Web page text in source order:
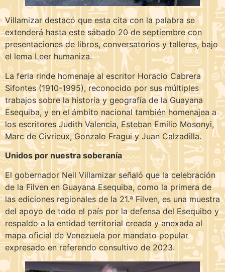
Villamizar destacó que esta cita con la palabra se
extenderá hasta este sábado 20 de septiembre con
presentaciones de libros, conversatorios y talleres, bajo
el lema Leer humaniza.
La feria rinde homenaje al escritor Horacio Cabrera
Sifontes (1910-1995), reconocido por sus múltiples
trabajos sobre la historia y geografía de la Guayana
Esequiba, y en el ámbito nacional también homenajea a
los escritores Judith Valencia, Esteban Emilio Mosonyi,
Marc de Civrieux, Gonzalo Fragui y Juan Calzadilla.
Unidos por nuestra soberanía
El gobernador Neil Villamizar señaló que la celebración
de la Filven en Guayana Esequiba, como la primera de
las ediciones regionales de la 21.ª Filven, es una muestra
del apoyo de todo el país por la defensa del Esequibo y
respaldo a la entidad territorial creada y anexada al
mapa oficial de Venezuela por mandato popular
expresado en referendo consultivo de 2023.